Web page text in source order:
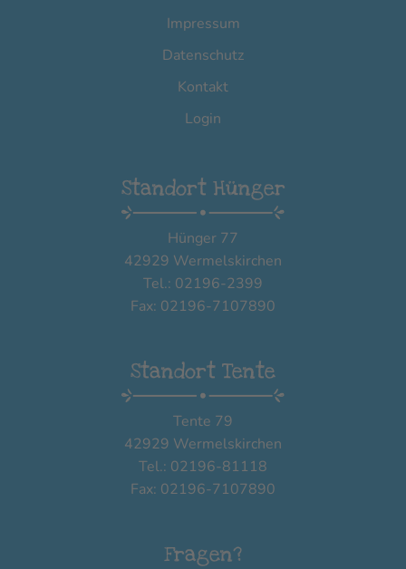
Impressum
Datenschutz
Kontakt
Login
Standort Hünger
Hünger 77
42929 Wermelskirchen
Tel.: 02196-2399
Fax: 02196-7107890
Standort Tente
Tente 79
42929 Wermelskirchen
Tel.: 02196-81118
Fax: 02196-7107890
Fragen?